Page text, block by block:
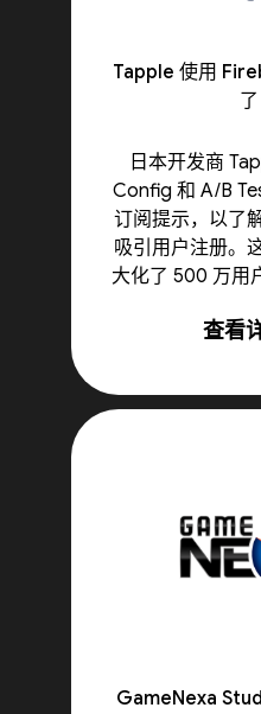
Tapple 使用
日本开发商
Config 和 A/B
订阅提示，以了
吸引用户注册。
大化了 500 万用
查看
GameNexa